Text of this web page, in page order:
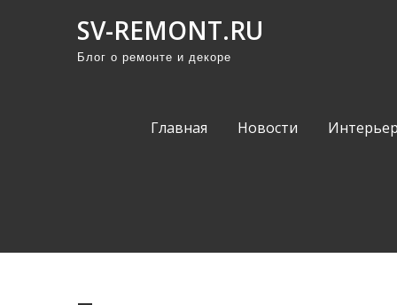
SV-REMONT.RU
Блог о ремонте и декоре
Главная Новости